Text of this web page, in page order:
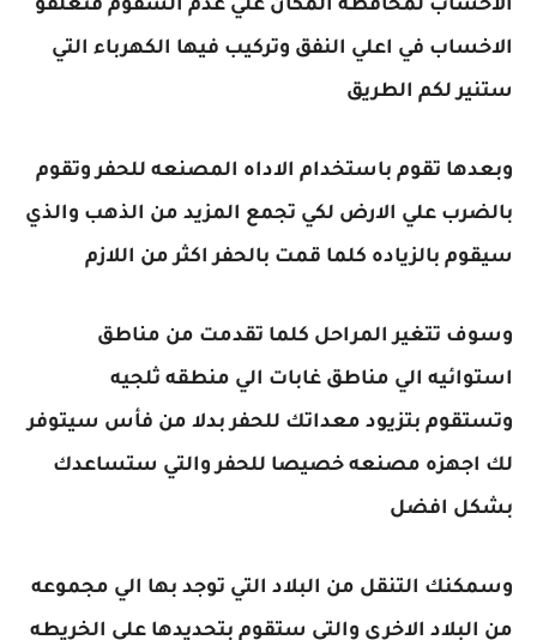
الاخشاب لمحافظه المكان علي عدم السقوم فتعلقو
الاخساب في اعلي النفق وتركيب فيها الكهرباء التي
ستنير لكم الطريق
وبعدها تقوم باستخدام الاداه المصنعه للحفر وتقوم
بالضرب علي الارض لكي تجمع المزيد من الذهب والذي
سيقوم بالزياده كلما قمت بالحفر اكثر من اللازم
وسوف تتغير المراحل كلما تقدمت من مناطق
استوائيه الي مناطق غابات الي منطقه ثلجيه
وتستقوم بتزيود معداتك للحفر بدلا من فأس سيتوفر
لك اجهزه مصنعه خصيصا للحفر والتي ستساعدك
بشكل افضل
وسمكنك التنقل من البلاد التي توجد بها الي مجموعه
من البلاد الاخري والتي ستقوم بتحديدها علي الخريطه